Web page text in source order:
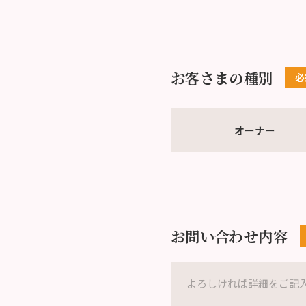
お客さまの種別
オーナー
お問い合わせ内容